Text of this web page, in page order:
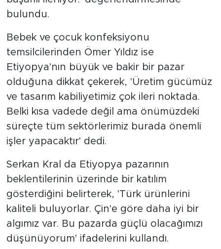
bulundu.
Bebek ve çocuk konfeksiyonu
temsilcilerinden Ömer Yıldız ise
Etiyopya'nın büyük ve bakir bir pazar
olduğuna dikkat çekerek, 'Üretim gücümüz
ve tasarım kabiliyetimiz çok ileri noktada.
Belki kısa vadede değil ama önümüzdeki
süreçte tüm sektörlerimiz burada önemli
işler yapacaktır' dedi.
Serkan Kral da Etiyopya pazarının
beklentilerinin üzerinde bir katılım
gösterdiğini belirterek, 'Türk ürünlerini
kaliteli buluyorlar. Çin'e göre daha iyi bir
algımız var. Bu pazarda güçlü olacağımızı
düşünüyorum' ifadelerini kullandı.